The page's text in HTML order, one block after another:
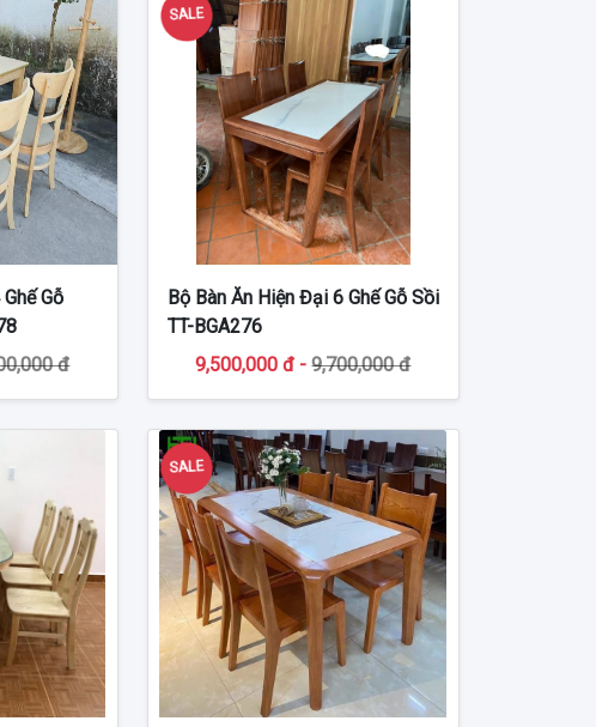
Gỗ
đ
SALE
Bộ Bàn Ăn Hiện Đại 6 Ghế Gỗ Sồi
TT-BGA276
9,500,000 đ -9,700,000 đ
SALE